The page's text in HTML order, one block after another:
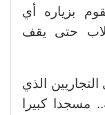
بزياره أي
حتى يقف
الذي
مسجدا كبيرا